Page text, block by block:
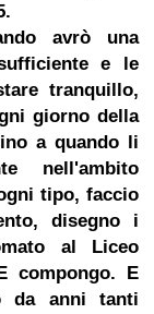
avrò una
e le
tranquillo,
giorno della
a quando li
nell'ambito
tipo, faccio
disegno i
al Liceo
compongo. E
da anni tanti